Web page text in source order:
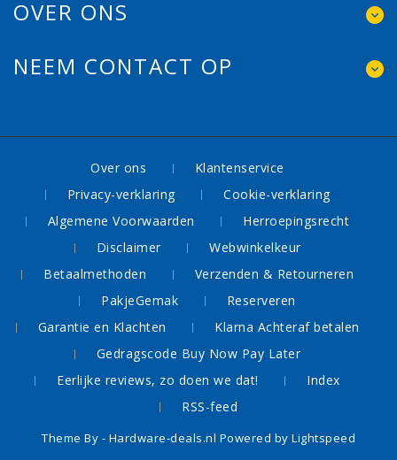
OVER ONS
NEEM CONTACT OP
Over ons
Klantenservice
Privacy-verklaring
Cookie-verklaring
Algemene Voorwaarden
Herroepingsrecht
Disclaimer
Webwinkelkeur
Betaalmethoden
Verzenden & Retourneren
PakjeGemak
Reserveren
Garantie en Klachten
Klarna Achteraf betalen
Gedragscode Buy Now Pay Later
Eerlijke reviews, zo doen we dat!
Index
RSS-feed
Theme By - Hardware-deals.nl Powered by Lightspeed